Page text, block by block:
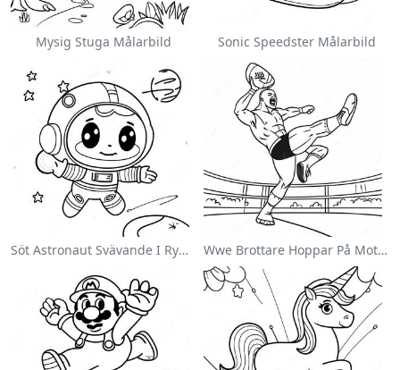
Mysig Stuga Målarbild Sonic Speedster Målarbild
Söt Astronaut Svävande I Rymden Målarbild Wwe Brottare Hoppar På Motståndare Målarbild